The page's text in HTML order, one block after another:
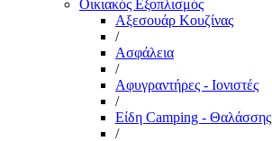
Οικιακός Εξοπλισμός
Αξεσουάρ Κουζίνας
/
Ασφάλεια
/
Αφυγραντήρες - Ιονιστές
/
Είδη Camping - Θαλάσσης
/